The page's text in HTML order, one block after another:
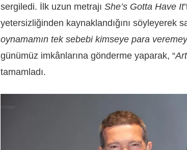
sergiledi. İlk uzun metrajı She’s Gotta Have It
yetersizliğinden kaynaklandığını söyleyerek
oynamamın tek sebebi kimseye para
günümüz imkânlarına gönderme yaparak, “
tamamladı.